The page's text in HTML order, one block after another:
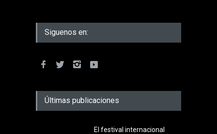
Siguenos en:
Últimas publicaciones
El festival internacional